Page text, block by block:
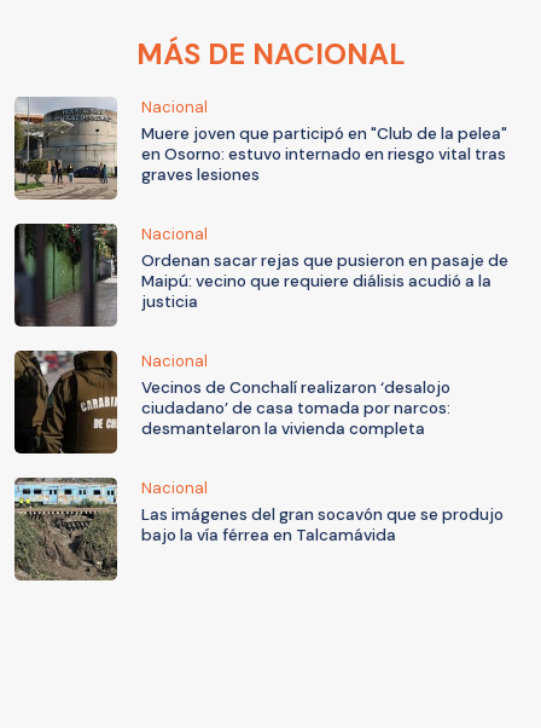
MÁS DE NACIONAL
Nacional
Muere joven que participó en "Club de la pelea"
en Osorno: estuvo internado en riesgo vital tras
graves lesiones
Nacional
Ordenan sacar rejas que pusieron en pasaje de
Maipú: vecino que requiere diálisis acudió a la
justicia
Nacional
Vecinos de Conchalí realizaron ‘desalojo
ciudadano’ de casa tomada por narcos:
desmantelaron la vivienda completa
Nacional
Las imágenes del gran socavón que se produjo
bajo la vía férrea en Talcamávida